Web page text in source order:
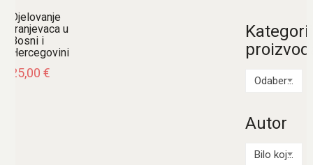
Djelovanje
franjevaca u
Bosni i
Hercegovini
25,00 €
Odaberi kategoriju
Autor
Bilo koji Autor